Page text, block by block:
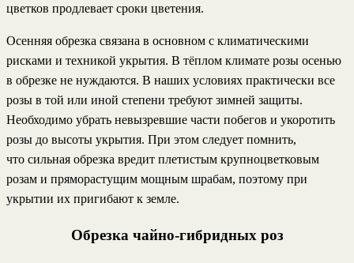
цветков продлевает сроки цветения.
Осенняя обрезка связана в основном с климатическими
рисками и техникой укрытия. В тёплом климате розы осенью
в обрезке не нуждаются. В наших условиях практически все
розы в той или иной степени требуют зимней защиты.
Необходимо убрать невызревшие части побегов и укоротить
розы до высоты укрытия. При этом следует помнить,
что сильная обрезка вредит плетистым крупноцветковым
розам и пряморастущим мощным шрабам, поэтому при
укрытии их пригибают к земле.
Обрезка чайно-гибридных роз